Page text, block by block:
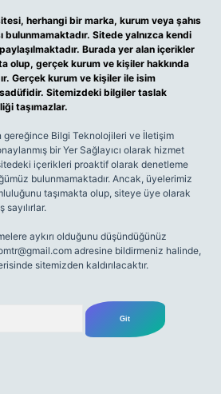
herhangi bir marka, kurum veya şahıs
bulunmamaktadır. Sitede yalnızca kendi
paylaşılmaktadır. Burada yer alan içerikler
olup, gerçek kurum ve kişiler hakkında
Gerçek kurum ve kişiler ile isim
Sitemizdeki bilgiler taslak
taşımazlar.
gereğince Bilgi Teknolojileri ve İletişim
bir Yer Sağlayıcı olarak hizmet
içerikleri proaktif olarak denetleme
bulunmamaktadır. Ancak, üyelerimiz
taşımakta olup, siteye üye olarak
aykırı olduğunu düşündüğünüz
adresine bildirmeniz halinde,
sitemizden kaldırılacaktır.